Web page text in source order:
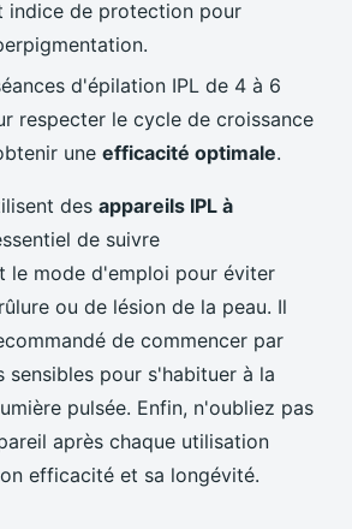
indice de protection pour
d'épilation IPL de 4 à 6
respecter le cycle de croissance
une efficacité optimale.
des appareils IPL à
de suivre
le mode d'emploi pour éviter
ou de lésion de la peau. Il
de commencer par
sensibles pour s'habituer à la
pulsée. Enfin, n'oubliez pas
après chaque utilisation
efficacité et sa longévité.